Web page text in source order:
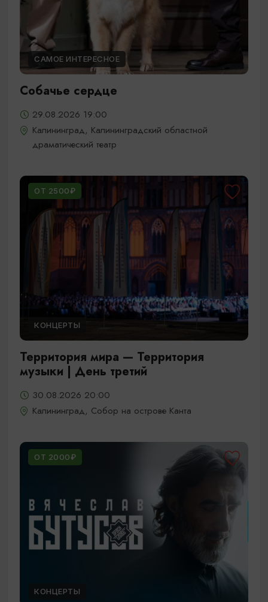
САМОЕ ИНТЕРЕСНОЕ
Собачье сердце
29.08.2026 19:00
Калининград, Калининградский областной
драматический театр
ОТ 2500₽
КОНЦЕРТЫ
Территория мира — Территория
музыки | День третий
30.08.2026 20:00
Калининград, Собор на острове Канта
ОТ 2000₽
КОНЦЕРТЫ